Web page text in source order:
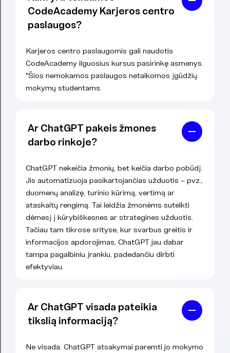
CodeAcademy Karjeros centro
paslaugos?
Karjeros centro paslaugomis gali naudotis
CodeAcademy ilguosius kursus pasirinkę asmenys.
*Šios nemokamos paslaugos netaikomos įgūdžių
mokymų studentams.
Ar ChatGPT pakeis žmones
darbo rinkoje?
ChatGPT nekeičia žmonių, bet keičia darbo pobūdį.
Jis automatizuoja pasikartojančias užduotis – pvz.,
duomenų analizę, turinio kūrimą, vertimą ar
ataskaitų rengimą. Tai leidžia žmonėms sutelkti
dėmesį į kūrybiškesnes ar strategines užduotis.
Tačiau tam tikrose srityse, kur svarbus greitis ir
informacijos apdorojimas, ChatGPT jau dabar
tampa pagalbiniu įrankiu, padedančiu dirbti
efektyviau.
Ar ChatGPT visada pateikia
tikslią informaciją?
Ne visada. ChatGPT atsakymai paremti jo mokymo